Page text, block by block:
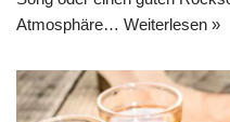
Atmosphäre… Weiterlesen »